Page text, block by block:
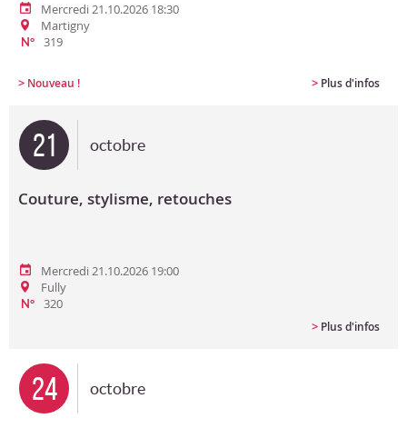
Mercredi 21.10.2026 18:30
Martigny
N° 319
> Nouveau ! > Plus d'infos
21 octobre
Couture, stylisme, retouches
Mercredi 21.10.2026 19:00
Fully
N°
320
> Plus d'infos
24 octobre